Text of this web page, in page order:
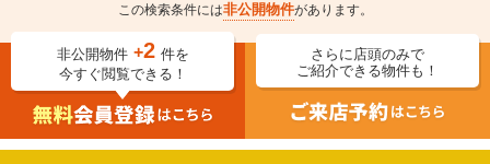
この検索条件には非公開物件があります。
非公開物件 +2 件を
今すぐ閲覧できる！
さらに店頭のみで
ご紹介できる物件も！